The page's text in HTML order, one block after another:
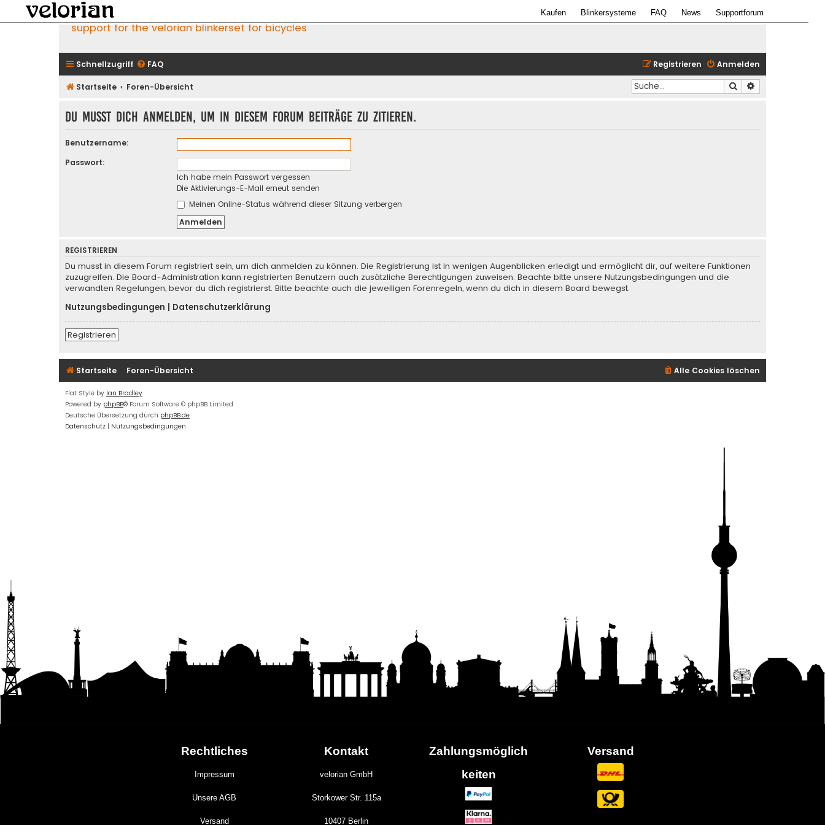
Kaufen Blinkersysteme FAQ News Supportforum
support for the velorian blinkerset for bicycles
Schnellzugriff FAQ Anmelden
Registrieren
Startseite Foren-Übersicht Suche
Du musst dich anmelden, um in diesem Forum Beiträge zu zitieren.
Benutzername:
Passwort:
Ich habe mein Passwort vergessen
Die Aktivierungs-E-Mail erneut senden
Meinen Online-Status während dieser Sitzung verbergen
REGISTRIEREN
Du musst in diesem Forum registriert sein, um dich anmelden zu können. Die Registrierung ist in wenigen Augenblicken erledigt und ermöglicht dir, auf weitere Funktionen
zuzugreifen. Die Board-Administration kann registrierten Benutzern auch zusätzliche Berechtigungen zuweisen. Beachte bitte unsere Nutzungsbedingungen und die
verwandten Regelungen, bevor du dich registrierst. Bitte beachte auch die jeweiligen Forenregeln, wenn du dich in diesem Board bewegst.
Nutzungsbedingungen | Datenschutzerklärung
Registrieren
Startseite Foren-Übersicht Alle Cookies löschen
Flat Style by Ian Bradley
Powered by phpBB® Forum Software © phpBB Limited
Deutsche Übersetzung durch phpBB.de
Datenschutz | Nutzungsbedingungen
Rechtliches
Impressum
Unsere AGB
Versand
Kontakt
velorian GmbH
Storkower Str. 115a
10407 Berlin
Zahlungsmöglich
keiten
Versand